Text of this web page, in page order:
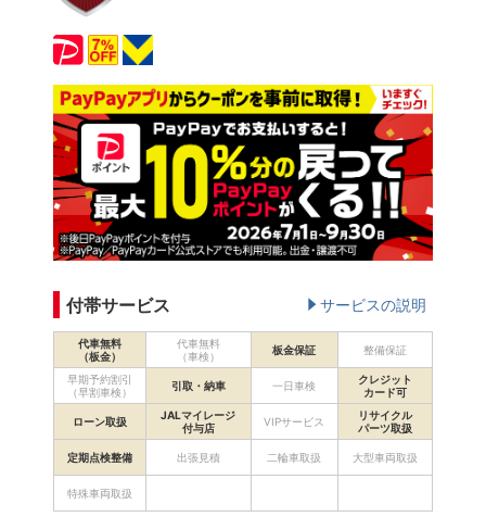
付帯サービス サービスの説明
代車無料
（板金）
代車無料
（車検）
板金保証 整備保証
早期予約割引
（早割車検）
引取・納車 一日車検
クレジット
カード可
ローン取扱
JALマイレージ
付与店
VIPサービス
リサイクル
パーツ取扱
定期点検整備 出張見積 二輪車取扱 大型車両取扱
特殊車両取扱